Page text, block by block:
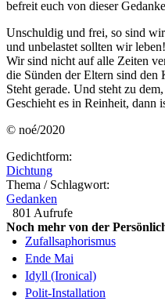
befreit euch von dieser
Unschuldig und frei, so sind
und unbelastet sollten wir leben!
Wir sind nicht auf alle Zeiten
die Sünden der Eltern sind den
Steht gerade. Und steht zu
Geschieht es in Reinheit, dann
© noé/2020
Gedichtform:
Dichtung
Thema / Schlagwort:
Gedanken
801 Aufrufe
Noch mehr von der
Zufallsaphorismus
Ende Mai
Idyll (Ironical)
Polit-Installation